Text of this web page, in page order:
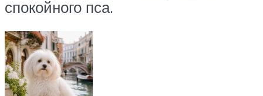
спокойного пса.